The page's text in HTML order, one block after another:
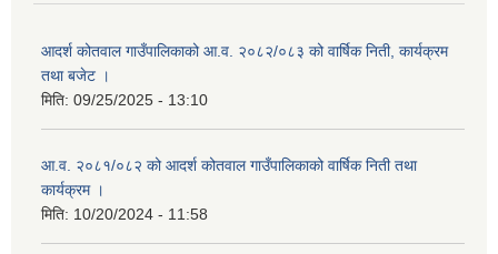
आदर्श कोतवाल गाउँपालिकाको आ.व. २०८२/०८३ को वार्षिक निती, कार्यक्रम
तथा बजेट ।
मिति: 09/25/2025 - 13:10
आ.व. २०८१/०८२ को आदर्श कोतवाल गाउँपालिकाको वार्षिक निती तथा
कार्यक्रम ।
मिति: 10/20/2024 - 11:58